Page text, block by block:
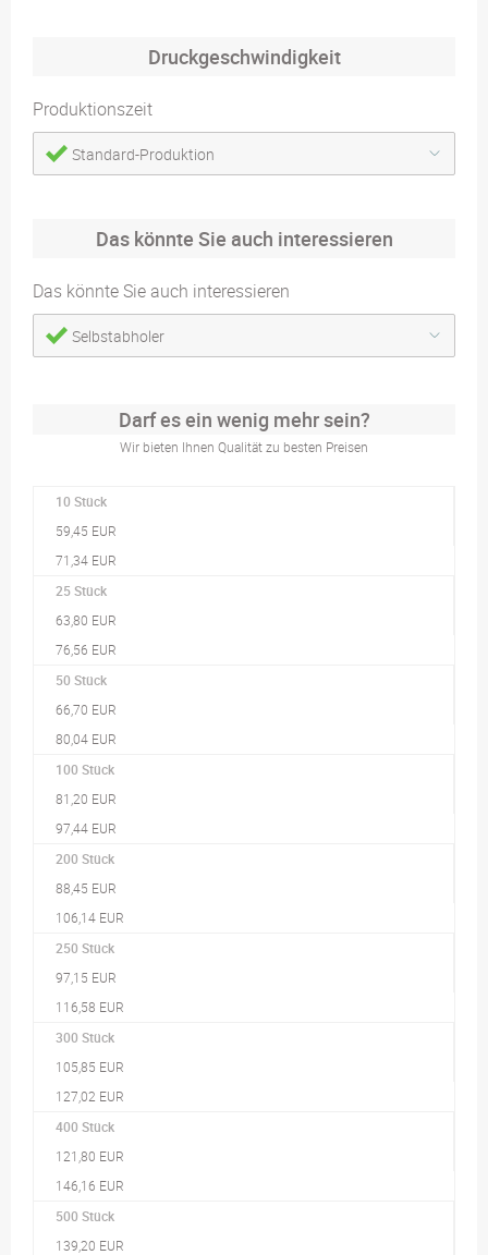
Druckgeschwindigkeit
Produktionszeit
Standard-Produktion
Das könnte Sie auch interessieren
Das könnte Sie auch interessieren
Selbstabholer
Darf es ein wenig mehr sein?
Wir bieten Ihnen Qualität zu besten Preisen
10 Stück
59,45 EUR
71,34 EUR
25 Stück
63,80 EUR
76,56 EUR
50 Stück
66,70 EUR
80,04 EUR
100 Stück
81,20 EUR
97,44 EUR
200 Stück
88,45 EUR
106,14 EUR
250 Stück
97,15 EUR
116,58 EUR
300 Stück
105,85 EUR
127,02 EUR
400 Stück
121,80 EUR
146,16 EUR
500 Stück
139,20 EUR